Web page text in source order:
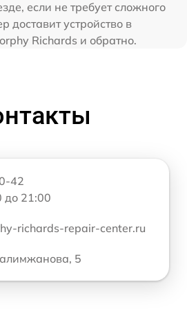
если не требует сложного
доставит устройство в
Richards и обратно.
42
до 21:00
richards-repair-center.ru
5